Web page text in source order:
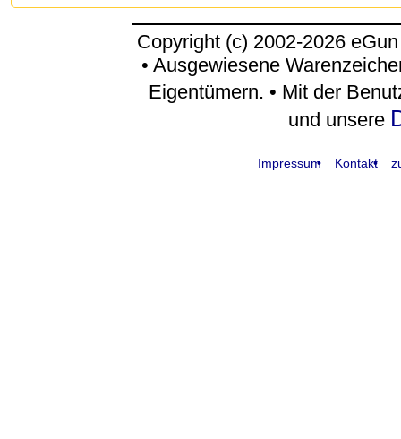
Copyright (c) 2002-2026
• Ausgewiesene
Eigentümern. • Mit der
und unsere
Impressum Kontakt